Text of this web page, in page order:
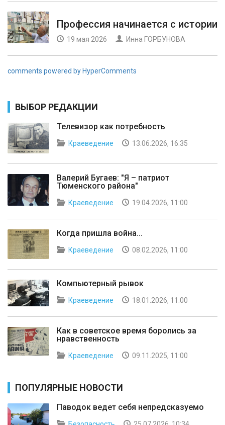
Профессия начинается с истории
19 мая 2026 Инна ГОРБУНОВА
comments powered by HyperComments
ВЫБОР РЕДАКЦИИ
Телевизор как потребность
Краеведение 13.06.2026, 16:35
Валерий Бугаев: "Я – патриот
Тюменского района"
Краеведение 19.04.2026, 11:00
Когда пришла война...
Краеведение 08.02.2026, 11:00
Компьютерный рывок
Краеведение 18.01.2026, 11:00
Как в советское время боролись за
нравственность
Краеведение 09.11.2025, 11:00
ПОПУЛЯРНЫЕ НОВОСТИ
Паводок ведет себя непредсказуемо